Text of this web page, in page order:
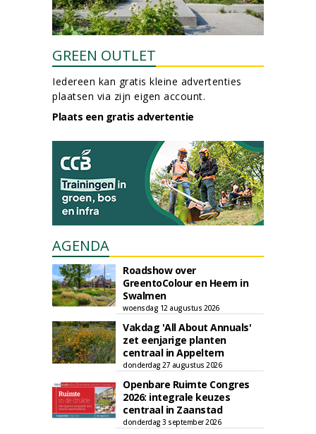
GREEN OUTLET
Iedereen kan gratis kleine advertenties
plaatsen via zijn eigen account.
Plaats een gratis advertentie
AGENDA
Roadshow over
GreentoColour en Heem in
Swalmen
woensdag 12 augustus 2026
Vakdag 'All About Annuals'
zet eenjarige planten
centraal in Appeltern
donderdag 27 augustus 2026
Openbare Ruimte Congres
2026: integrale keuzes
centraal in Zaanstad
donderdag 3 september 2026